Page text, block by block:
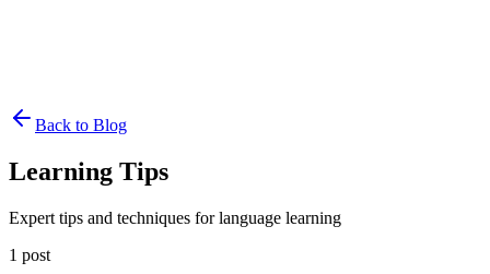
Back to Blog
Learning Tips
Expert tips and techniques for language learning
1 post